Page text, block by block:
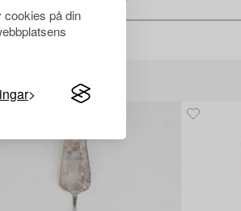
cookies på din